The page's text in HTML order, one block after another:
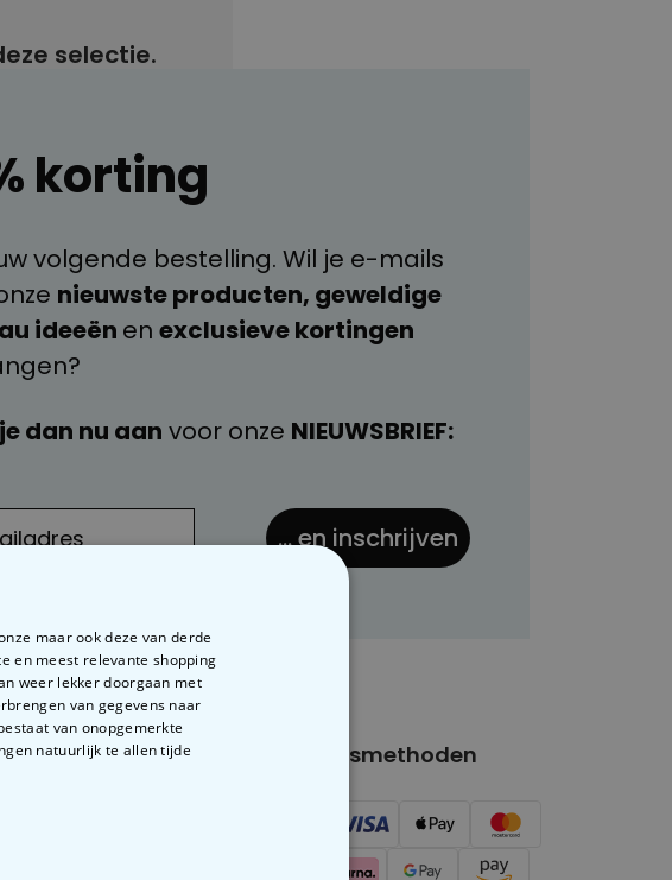
Meer dan
met
Meer dan
14.000
gekocht
selectie.
korting
volgende bestelling. Wil je e-mails
nieuwste producten, geweldige
ideeën en exclusieve kortingen
dan nu aan voor onze NIEUWSBRIEF:
... en inschrijven
Partnerinfo Betalingsmethoden
maar ook deze van derde
en meest relevante shopping
weer lekker doorgaan met
van gegevens naar
van onopgemerkte
natuurlijk te allen tijde